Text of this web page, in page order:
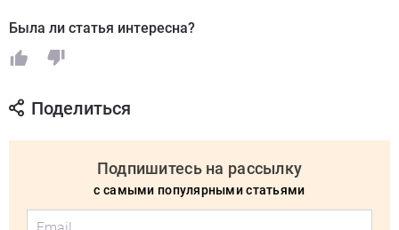
Была ли статья интересна?
Поделиться
Подпишитесь на рассылку
с самыми популярными статьями